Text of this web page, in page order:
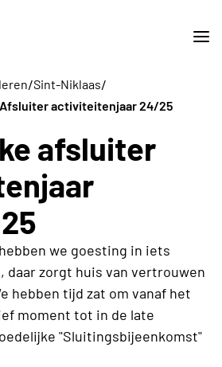
/Sint-Niklaas/
Afsluiter activiteitenjaar 24/25
afsluiter
we goesting in iets
daar zorgt huis van vertrouwen
hebben tijd zat om vanaf het
moment tot in de late
"Sluitingsbijeenkomst"